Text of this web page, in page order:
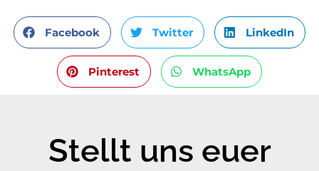
Facebook Twitter LinkedIn
Pinterest WhatsApp
Stellt uns euer